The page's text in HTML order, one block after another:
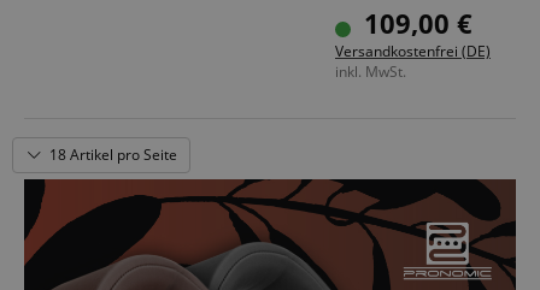
Integriertes Mikrofon im Mobilkabel für Calls und
23 Ohm Impedanz ideal für Smartphone und Laptop
109,00 €
Versandkostenfrei (DE)
inkl. MwSt.
18 Artikel pro Seite